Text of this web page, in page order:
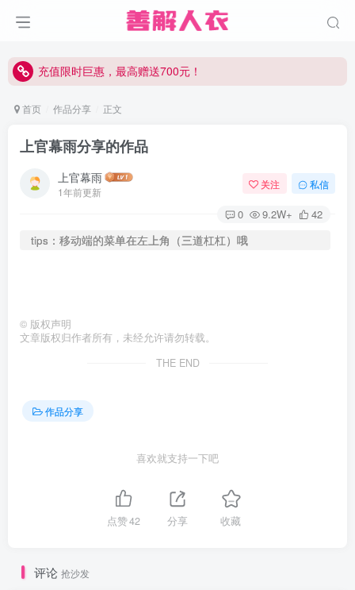
充值限时巨惠，最高赠送700元！
首页 作品分享 正文
上官幕雨分享的作品
上官幕雨
1年前更新
关注 私信
0 9.2W+
42
tips：移动端的菜单在左上角（三道杠杠）哦
© 版权声明
文章版权归作者所有，未经允许请勿转载。
THE END
作品分享
喜欢就支持一下吧
点赞42 分享 收藏
评论 抢沙发